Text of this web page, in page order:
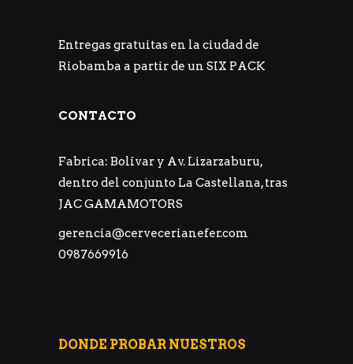
Entregas gratuitas en la ciudad de
Riobamba a partir de un SIX PACK
CONTACTO
Fabrica: Bolívar y Av. Lizarzaburu,
dentro del conjunto La Castellana, tras
JAC GAMAMOTORS
gerencia@cervecerianefer.com
0987669916
DONDE PROBAR NUESTROS